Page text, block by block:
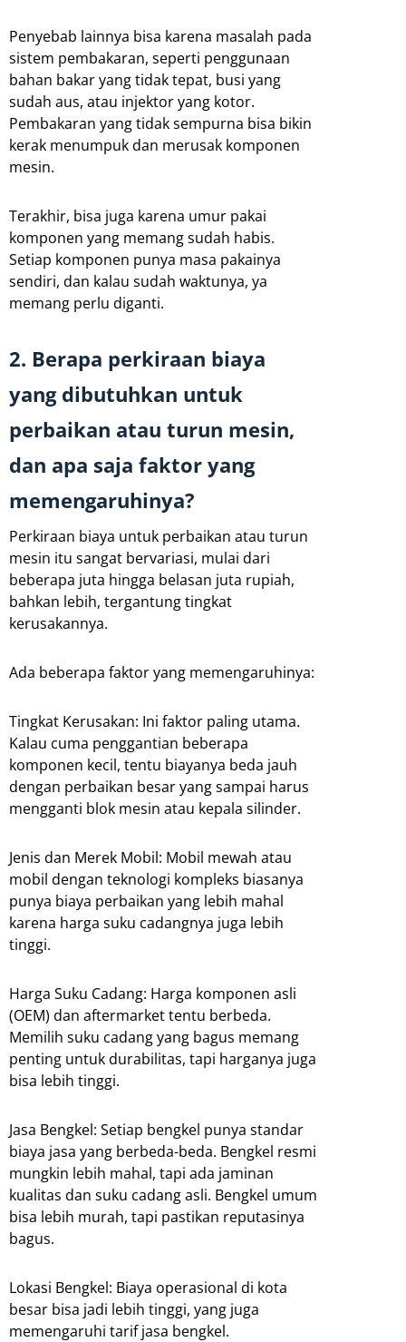
Penyebab lainnya bisa karena masalah pada
sistem pembakaran, seperti penggunaan
bahan bakar yang tidak tepat, busi yang
sudah aus, atau injektor yang kotor.
Pembakaran yang tidak sempurna bisa bikin
kerak menumpuk dan merusak komponen
mesin.
Terakhir, bisa juga karena umur pakai
komponen yang memang sudah habis.
Setiap komponen punya masa pakainya
sendiri, dan kalau sudah waktunya, ya
memang perlu diganti.
2. Berapa perkiraan biaya
yang dibutuhkan untuk
perbaikan atau turun mesin,
dan apa saja faktor yang
memengaruhinya?
Perkiraan biaya untuk perbaikan atau turun
mesin itu sangat bervariasi, mulai dari
beberapa juta hingga belasan juta rupiah,
bahkan lebih, tergantung tingkat
kerusakannya.
Ada beberapa faktor yang memengaruhinya:
Tingkat Kerusakan: Ini faktor paling utama.
Kalau cuma penggantian beberapa
komponen kecil, tentu biayanya beda jauh
dengan perbaikan besar yang sampai harus
mengganti blok mesin atau kepala silinder.
Jenis dan Merek Mobil: Mobil mewah atau
mobil dengan teknologi kompleks biasanya
punya biaya perbaikan yang lebih mahal
karena harga suku cadangnya juga lebih
tinggi.
Harga Suku Cadang: Harga komponen asli
(OEM) dan aftermarket tentu berbeda.
Memilih suku cadang yang bagus memang
penting untuk durabilitas, tapi harganya juga
bisa lebih tinggi.
Jasa Bengkel: Setiap bengkel punya standar
biaya jasa yang berbeda-beda. Bengkel resmi
mungkin lebih mahal, tapi ada jaminan
kualitas dan suku cadang asli. Bengkel umum
bisa lebih murah, tapi pastikan reputasinya
bagus.
Lokasi Bengkel: Biaya operasional di kota
besar bisa jadi lebih tinggi, yang juga
memengaruhi tarif jasa bengkel.